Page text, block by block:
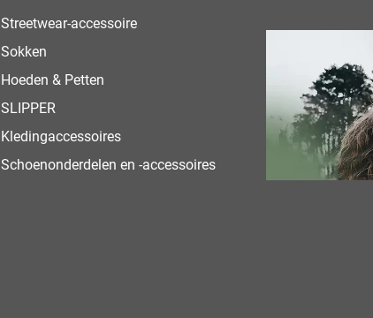
Streetwear-accessoire
Sokken
Hoeden & Petten
SLIPPER
Kledingaccessoires
Schoenonderdelen en -accessoires